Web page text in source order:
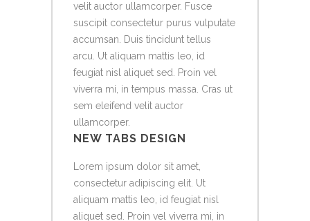
velit auctor ullamcorper. Fusce
suscipit consectetur purus vulputate
accumsan. Duis tincidunt tellus
arcu. Ut aliquam mattis leo, id
feugiat nisl aliquet sed. Proin vel
viverra mi, in tempus massa. Cras ut
sem eleifend velit auctor
ullamcorper.
NEW TABS DESIGN
Lorem ipsum dolor sit amet,
consectetur adipiscing elit. Ut
aliquam mattis leo, id feugiat nisl
aliquet sed. Proin vel viverra mi, in